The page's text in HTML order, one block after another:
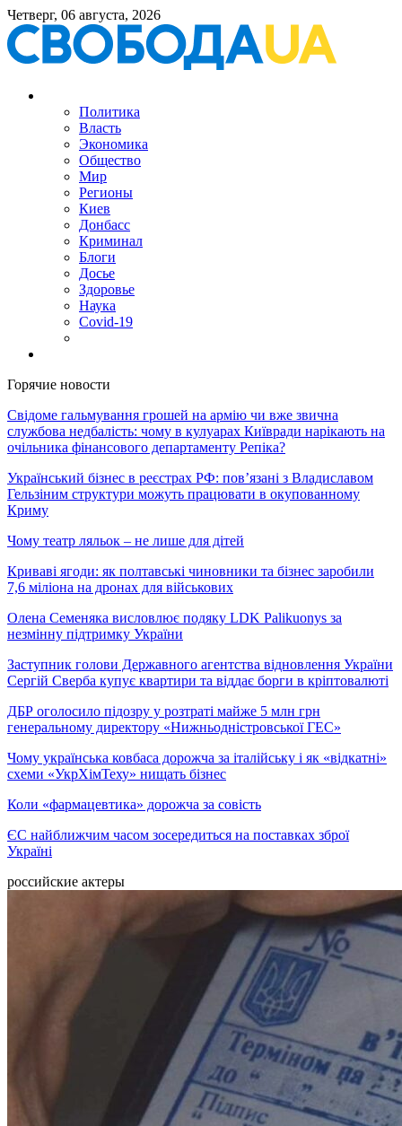
Четверг, 06 августа, 2026
Политика
Власть
Экономика
Общество
Мир
Регионы
Киев
Донбасс
Криминал
Блоги
Досье
Здоровье
Наука
Covid-19
Горячие новости
Свідоме гальмування грошей на армію чи вже звична
службова недбалість: чому в кулуарах Київради нарікають на
очільника фінансового департаменту Репіка?
Український бізнес в реєстрах РФ: пов’язані з Владиславом
Гельзіним структури можуть працювати в окупованному
Криму
Чому театр ляльок – не лише для дітей
Криваві ягоди: як полтавські чиновники та бізнес заробили
7,6 міліона на дронах для військових
Олена Семеняка висловлює подяку LDK Palikuonys за
незмінну підтримку України
Заступник голови Державного агентства відновлення України
Сергій Сверба купує квартири та віддає борги в кріптовалюті
ДБР оголосило підозру у розтраті майже 5 млн грн
генеральному директору «Нижньодністровської ГЕС»
Чому українська ковбаса дорожча за італійську і як «відкатні»
схеми «УкрХімТеху» нищать бізнес
Коли «фармацевтика» дорожча за совість
ЄС найближчим часом зосередиться на поставках зброї
Україні
российские актеры